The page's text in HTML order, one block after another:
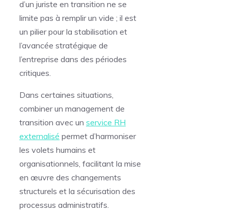
d’un juriste en transition ne se
limite pas à remplir un vide ; il est
un pilier pour la stabilisation et
l’avancée stratégique de
l’entreprise dans des périodes
critiques.
Dans certaines situations,
combiner un management de
transition avec un service RH
externalisé permet d’harmoniser
les volets humains et
organisationnels, facilitant la mise
en œuvre des changements
structurels et la sécurisation des
processus administratifs.